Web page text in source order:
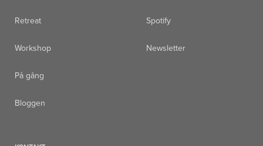
Retreat
Workshop
På gång
Bloggen
Spotify
Newsletter